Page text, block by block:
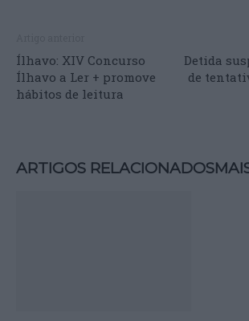
Ílhavo: XIV Concurso
Ílhavo a Ler + promove
hábitos de leitura
Detida
de
ARTIGOS RELACIONADOS